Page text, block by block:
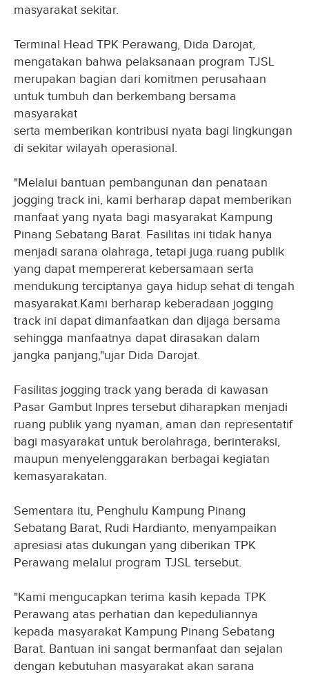
masyarakat sekitar.
Terminal Head TPK Perawang, Dida Darojat,
mengatakan bahwa pelaksanaan program TJSL
merupakan bagian dari komitmen perusahaan
untuk tumbuh dan berkembang bersama
masyarakat
serta memberikan kontribusi nyata bagi lingkungan
di sekitar wilayah operasional.
"Melalui bantuan pembangunan dan penataan
jogging track ini, kami berharap dapat memberikan
manfaat yang nyata bagi masyarakat Kampung
Pinang Sebatang Barat. Fasilitas ini tidak hanya
menjadi sarana olahraga, tetapi juga ruang publik
yang dapat mempererat kebersamaan serta
mendukung terciptanya gaya hidup sehat di tengah
masyarakat.Kami berharap keberadaan jogging
track ini dapat dimanfaatkan dan dijaga bersama
sehingga manfaatnya dapat dirasakan dalam
jangka panjang,"ujar Dida Darojat.
Fasilitas jogging track yang berada di kawasan
Pasar Gambut Inpres tersebut diharapkan menjadi
ruang publik yang nyaman, aman dan representatif
bagi masyarakat untuk berolahraga, berinteraksi,
maupun menyelenggarakan berbagai kegiatan
kemasyarakatan.
Sementara itu, Penghulu Kampung Pinang
Sebatang Barat, Rudi Hardianto, menyampaikan
apresiasi atas dukungan yang diberikan TPK
Perawang melalui program TJSL tersebut.
"Kami mengucapkan terima kasih kepada TPK
Perawang atas perhatian dan kepeduliannya
kepada masyarakat Kampung Pinang Sebatang
Barat. Bantuan ini sangat bermanfaat dan sejalan
dengan kebutuhan masyarakat akan sarana